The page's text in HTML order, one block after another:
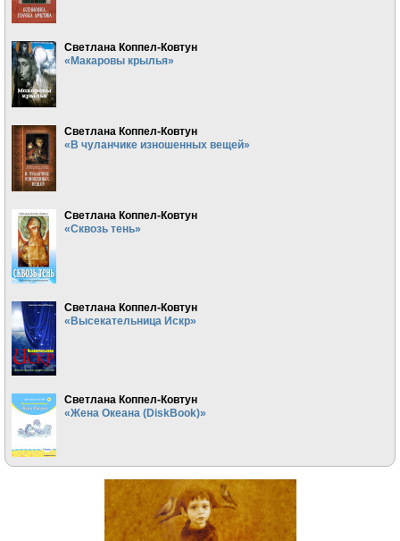
Светлана Коппел-Ковтун
«Макаровы крылья»
Светлана Коппел-Ковтун
«В чуланчике изношенных вещей»
Светлана Коппел-Ковтун
«Сквозь тень»
Светлана Коппел-Ковтун
«Высекательница Искр»
Светлана Коппел-Ковтун
«Жена Океана (DiskBook)»